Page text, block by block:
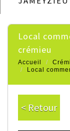
local commercial idéalement situé à
crémieu
Accueil
Local
< Retour